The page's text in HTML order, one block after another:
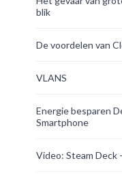
blik
De voordelen van
VLANS
Energie besparen
Smartphone
Video: Steam Deck